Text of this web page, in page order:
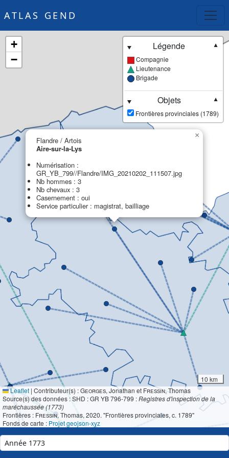
ATLAS GEND
Flandre / Artois
Aire-sur-la-Lys
Numérisation :
GR_YB_799//Flandre/IMG_20210202_111507.jpg
Nb hommes : 3
Nb chevaux : 3
Casernement : oui
Service particulier : magistrat, bailliage
×
+
−
Légende
▼
Compagnie
Lieutenance
Brigade
Objets
▼
Frontières provinciales (1789)
10 km
Leaflet | Contributeur(s) :Georges, Jonathan et Fressin, Thomas
Source(s) des données : SHD : GR YB 796-799 :Registres d'inspection de la
maréchaussée (1773)
Frontières : Fressin, Thomas, 2020. "Frontières provinciales, c. 1789"
Fonds de carte : Projet geojson-xyz